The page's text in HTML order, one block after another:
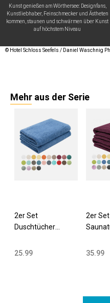
Kunst genießen am Wörthersee: Designfans,
Kunstliebhaber, Feinschmecker und Ästheten
kommen, staunen und schwärmen über Kunst
auf höchstem Niveau
© Hotel Schloss Seefels / Daniel Waschnig
Mehr aus der Serie
2er Set
Duschtücher
Baumwolle 420
25.99
2er Set
35.99